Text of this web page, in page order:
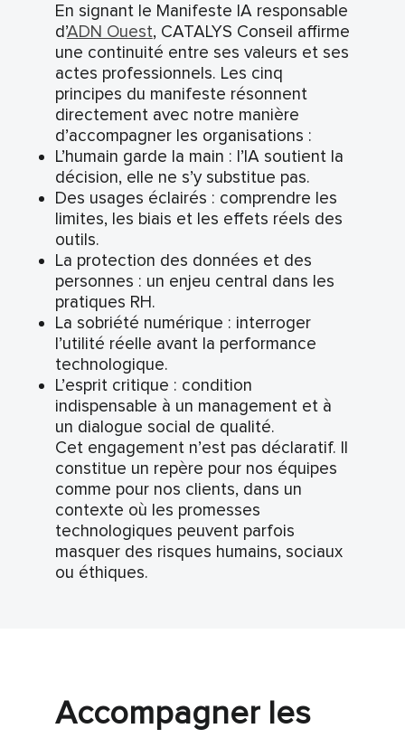
En signant le Manifeste IA responsable
d’ADN Ouest, CATALYS Conseil affirme
une continuité entre ses valeurs et ses
actes professionnels. Les cinq
principes du manifeste résonnent
directement avec notre manière
d’accompagner les organisations :
L’humain garde la main : l’IA soutient la
décision, elle ne s’y substitue pas.
Des usages éclairés : comprendre les
limites, les biais et les effets réels des
outils.
La protection des données et des
personnes : un enjeu central dans les
pratiques RH.
La sobriété numérique : interroger
l’utilité réelle avant la performance
technologique.
L’esprit critique : condition
indispensable à un management et à
un dialogue social de qualité.
Cet engagement n’est pas déclaratif. Il
constitue un repère pour nos équipes
comme pour nos clients, dans un
contexte où les promesses
technologiques peuvent parfois
masquer des risques humains, sociaux
ou éthiques.
Accompagner les